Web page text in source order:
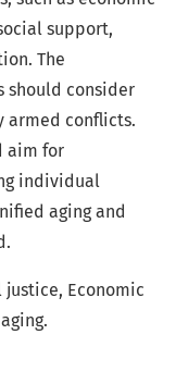
support,
The
should consider
armed conflicts.
aim for
individual
aging and
justice, Economic